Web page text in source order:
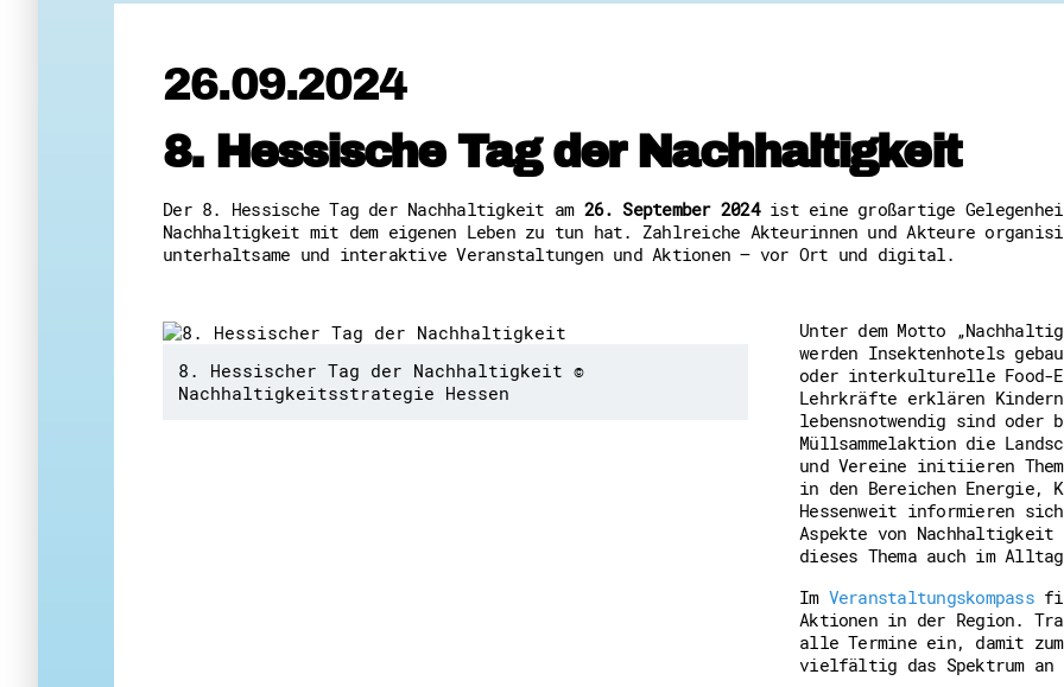
Service-Learning
Mach dich schlau
GEMA-Pakt
Di@-Lotsen in Hessen
Generationsübergreifend
Patenschaftsprojekte
Qualifizierung &
Stiftungen
Vereine, Spenden, Steuern
Versicherungsschutz
Wissenswertes rund um dein
Zahlen, Daten, Fakten aus
Service
Suche
Downloads
Kontakt
Impressum
Datenschutz
Erklärung zur
26.09.2024
8. Hessische Tag der Nachhaltigkeit
Der 8. Hessische Tag der Nachhaltigkeit am 26. September 2024ist eine großartige
Nachhaltigkeit mit dem eigenen Leben zu tun hat. Zahlreiche Akteurinnen und Akteure
unterhaltsame und interaktive Veranstaltungen und Aktionen – vor Ort und digital.
8. Hessischer Tag der Nachhaltigkeit ©
Nachhaltigkeitsstrategie Hessen
Unter dem Motto
werden Insektenhotels
oder interkulturelle Food-
Lehrkräfte erklären
lebensnotwendig sind oder
Müllsammelaktion die
und Vereine initiieren
in den Bereichen Energie,
Hessenweit informieren
Aspekte von Nachhaltigkeit
dieses Thema auch im
Im Veranstaltungskompass
Aktionen in der Region.
alle Termine ein, damit
vielfältig das Spektrum